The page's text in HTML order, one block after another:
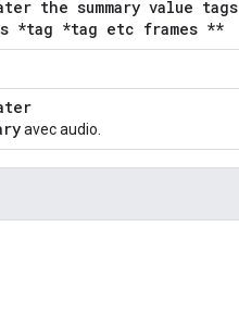
the summary value tags
*tag *tag etc frames **
avec audio.